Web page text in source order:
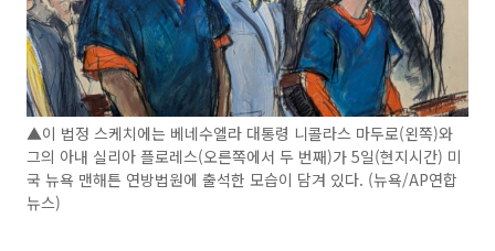
▲이 법정 스케치에는 베네수엘라 대통령 니콜라스 마두로(왼쪽)와
그의 아내 실리아 플로레스(오른쪽에서 두 번째)가 5일(현지시간) 미
국 뉴욕 맨해튼 연방법원에 출석한 모습이 담겨 있다. (뉴욕/AP연합
뉴스)